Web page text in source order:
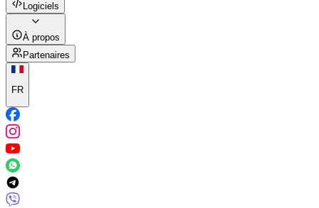
Logiciels
À propos
Partenaires
FR